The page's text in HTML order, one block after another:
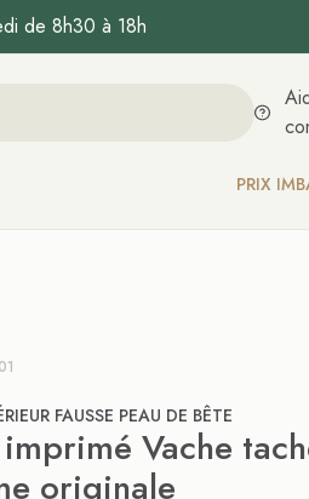
de 8h30 à 18h
PRIX
FAUSSE PEAU DE BÊTE
Vache
originale